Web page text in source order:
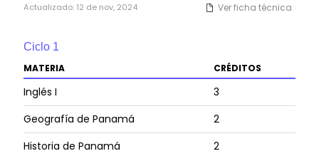
Actualizado: 12 de nov, 2024 Ver ficha técnica
Ciclo 1
MATERIA
CRÉDITOS
Inglés I
3
Geografía de Panamá
2
Historia de Panamá
2